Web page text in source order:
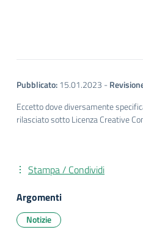
Pubblicato:15.01.2023 -
Eccetto dove diversamente
rilasciato sotto Licenza Creative
Stampa / Condividi
Argomenti
Notizie